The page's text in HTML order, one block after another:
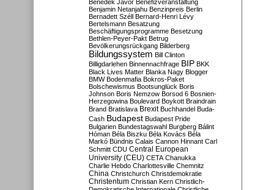
Benedek Jávor Benefizveranstaltung
Benjamin Netanjahu Benzinpreis Berlin
Bernadett Széll Bernard-Henri Lévy
Bertelsmann Besatzung
Beschäftigungsprogramme Besetzung
Bethlen-Peyer-Pakt Betrug
Bevölkerungsrückgang Bilderberg
Bildungssystem Bill Clinton
Billigdarlehen Binnennachfrage BIP BKK
Black Lives Matter Blanka Nagy Blogger
BMW Bodenmafia Bokros-Paket
Bolschewismus Bootsunglück Boris
Johnson Boris Nemzow Borsod 6 Bosnien-
Herzegowina Boulevard Boykott Braindrain
Brand Bratislava Brexit Buchhandel Buda-
Cash Budapest Budapest Pride
Bulgarien Bundestagswahl Burgberg Bálint
Hóman Béla Biszku Béla Kovács Béla
Markó Bündnis Calais Cannon Hinnant Carl
Schmitt CDU Central European
University (CEU) CETA Chanukka
Charlie Hebdo Charlottesville Chemnitz
China Christchurch Christdemokratie
Christentum Christian Kern Christlich-